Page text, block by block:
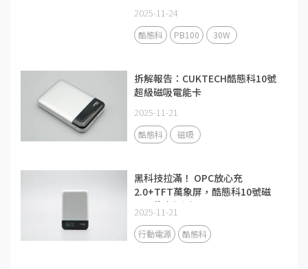
2025-11-24
酷態科 PB100 30W
拆解報告：CUKTECH酷態科10號
超級磁吸電能卡
2025-11-21
酷態科 磁吸
黑科技拉滿！ OPC放心充
2.0+TFT萬象屏，酷態科10號磁
吸電能卡評測
2025-11-21
行動電源 酷態科